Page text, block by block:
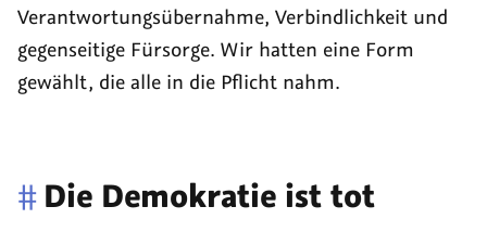
Verantwortungsübernahme, Verbindlichkeit und
gegenseitige Fürsorge. Wir hatten eine Form
gewählt, die alle in die Pflicht nahm.
# Die Demokratie ist tot